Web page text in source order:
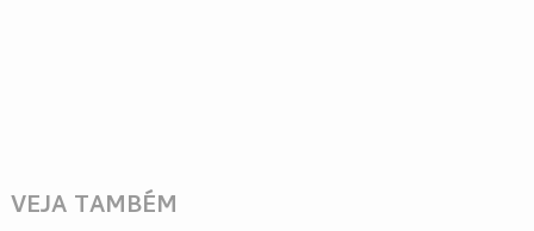
VEJA TAMBÉM